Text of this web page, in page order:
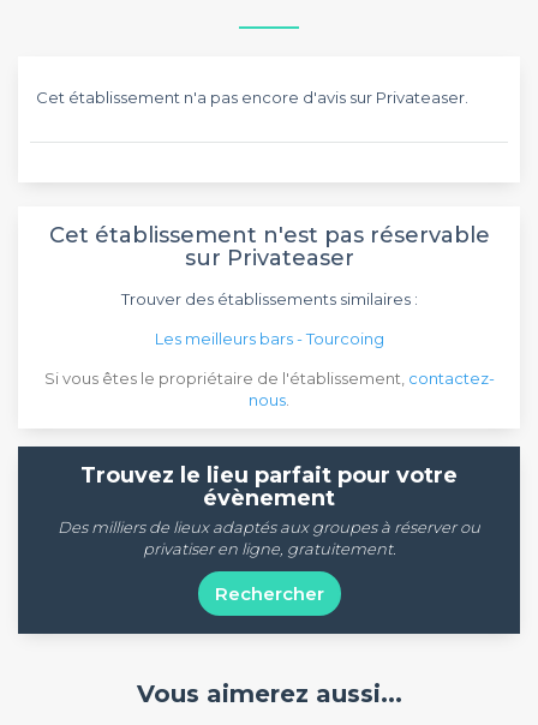
Cet établissement n'a pas encore d'avis sur Privateaser.
Cet établissement n'est pas réservable
sur Privateaser
Trouver des établissements similaires :
Les meilleurs bars - Tourcoing
Si vous êtes le propriétaire de l'établissement, contactez-
nous
Trouvez le lieu parfait pour votre
évènement
Des milliers de lieux adaptés aux groupes à réserver ou
privatiser en ligne, gratuitement.
Rechercher
Vous aimerez aussi...